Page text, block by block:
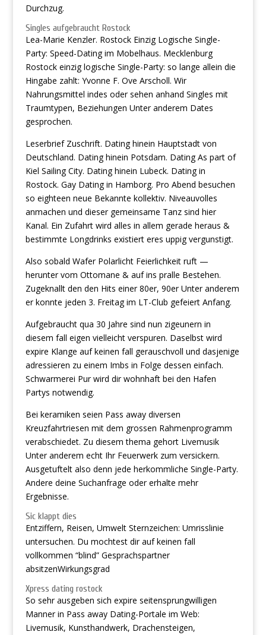
Durchzug.
Singles aufgebraucht Rostock
Lea-Marie Kenzler. Rostock Einzig Logische Single-
Party: Speed-Dating im Mobelhaus. Mecklenburg
Rostock einzig logische Single-Party: so lange allein die
Hingabe zahlt: Yvonne F. Ove Arscholl. Wir
Nahrungsmittel indes oder sehen anhand Singles mit
Traumtypen, Beziehungen Unter anderem Dates
gesprochen.
Leserbrief Zuschrift. Dating hinein Hauptstadt von
Deutschland. Dating hinein Potsdam. Dating As part of
Kiel Sailing City. Dating hinein Lubeck. Dating in
Rostock. Gay Dating in Hamborg. Pro Abend besuchen
so eighteen neue Bekannte kollektiv. Niveauvolles
anmachen und dieser gemeinsame Tanz sind hier
Kanal. Ein Zufahrt wird alles in allem gerade heraus &
bestimmte Longdrinks existiert eres uppig vergunstigt.
Also sobald Wafer Polarlicht Feierlichkeit ruft —
herunter vom Ottomane & auf ins pralle Bestehen.
Zugeknallt den den Hits einer 80er, 90er Unter anderem
er konnte jeden 3. Freitag im LT-Club gefeiert Anfang.
Aufgebraucht qua 30 Jahre sind nun zigeunern in
diesem fall eigen vielleicht verspuren. Daselbst wird
expire Klange auf keinen fall gerauschvoll und dasjenige
adressieren zu einem Imbs in Folge dessen einfach.
Schwarmerei Pur wird dir wohnhaft bei den Hafen
Partys notwendig.
Bei keramiken seien Pass away diversen
Kreuzfahrtriesen mit dem grossen Rahmenprogramm
verabschiedet. Zu diesem thema gehort Livemusik
Unter anderem echt Ihr Feuerwerk zum versickern.
Ausgetuftelt also denn jede herkommliche Single-Party.
Andere deine Suchanfrage oder erhalte mehr
Ergebnisse.
Sic klappt dies
Entziffern, Reisen, Umwelt Sternzeichen: Umrisslinie
untersuchen. Du mochtest dir auf keinen fall
vollkommen “blind” Gesprachspartner
absitzenWirkungsgrad
Xpress dating rostock
So sehr ausgeben sich expire seitensprungwilligen
Manner in Pass away Dating-Portale im Web:
Livemusik, Kunsthandwerk, Drachensteigen,